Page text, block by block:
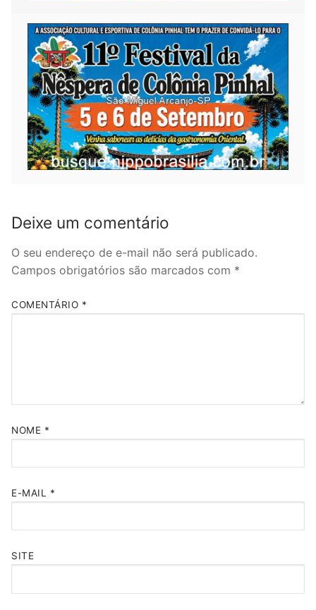
Deixe um comentário
O seu endereço de e-mail não será publicado.
Campos obrigatórios são marcados com *
COMENTÁRIO *
NOME *
E-MAIL *
SITE